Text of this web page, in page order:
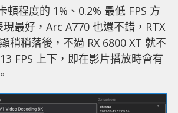
頓程度的 1%、0.2% 最低 FPS 方
現最好，Arc A770 也還不錯，RTX
稍稍落後，不過 RX 6800 XT 就不
FPS 上下，即在影片播放時會有